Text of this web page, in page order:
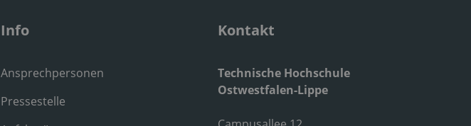
Info
Ansprechpersonen
Pressestelle
Kontakt
Technische Hochschule
Ostwestfalen-Lippe